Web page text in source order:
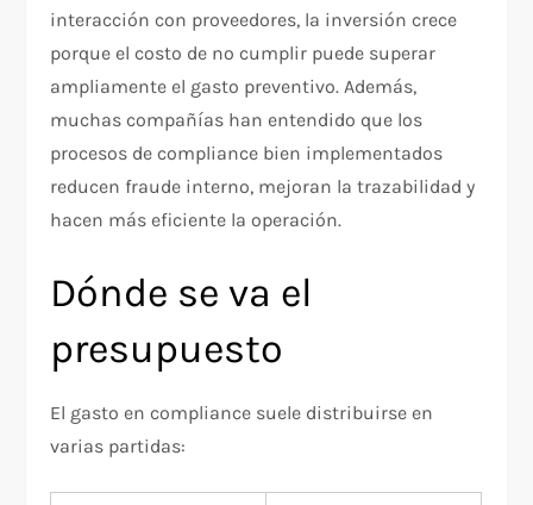
interacción con proveedores, la inversión crece
porque el costo de no cumplir puede superar
ampliamente el gasto preventivo. Además,
muchas compañías han entendido que los
procesos de compliance bien implementados
reducen fraude interno, mejoran la trazabilidad y
hacen más eficiente la operación.
Dónde se va el
presupuesto
El gasto en compliance suele distribuirse en
varias partidas: